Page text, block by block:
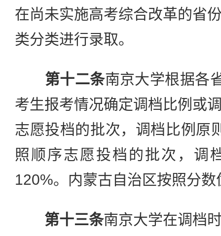
在尚未实施高考综合改革的省
类分类进行录取。
第十二条南京大学根据各
考生报考情况确定调档比例或
志愿投档的批次，调档比例原
照顺序志愿投档的批次，调
120%。内蒙古自治区按照分
第十三条南京大学在调档